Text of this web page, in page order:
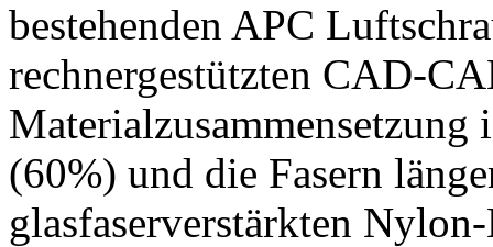
bestehenden APC
rechnergestützten CAD-
Materialzusammensetzung
(60%) und die Fasern
glasfaserverstärkten